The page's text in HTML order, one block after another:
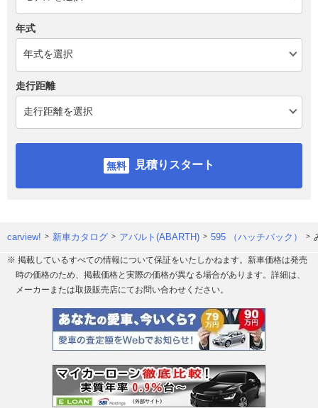
年式
走行距離
見積りスタート
carview! 新車カタログ アバルト(ABARTH) 595 （ハッチバック）
※ 掲載しているすべての情報について保証をいたしかねます。新車価格は発売
時の価格のため、掲載価格と実際の価格が異なる場合があります。詳細は、
メーカーまたは取扱販売店にてお問い合わせください。